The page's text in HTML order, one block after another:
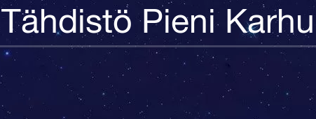
Tähdistö Pieni Karhu